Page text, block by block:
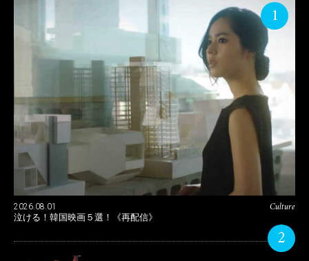
1
Culture
2026.08.01
泣ける！韓国映画５選！《再配信》
2